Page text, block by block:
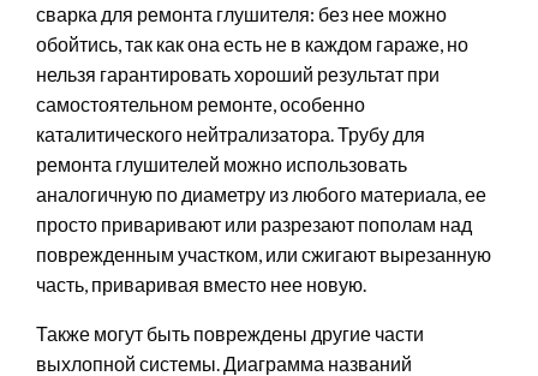
сварка для ремонта глушителя: без нее можно
обойтись, так как она есть не в каждом гараже, но
нельзя гарантировать хороший результат при
самостоятельном ремонте, особенно
каталитического нейтрализатора. Трубу для
ремонта глушителей можно использовать
аналогичную по диаметру из любого материала, ее
просто приваривают или разрезают пополам над
поврежденным участком, или сжигают вырезанную
часть, приваривая вместо нее новую.
Также могут быть повреждены другие части
выхлопной системы. Диаграмма названий